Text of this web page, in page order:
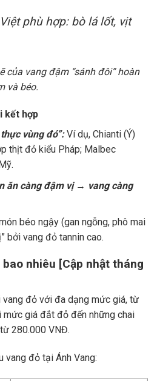
phù hợp: bò lá lốt, vịt
của vang đậm “sánh đôi” hoàn
và béo.
kết hợp
vùng đó”:Ví dụ, Chianti (Ý)
thịt đỏ kiểu Pháp; Malbec
ăn càng đậm vị → vang càng
béo ngậy (gan ngỗng, phô mai
bởi vang đỏ tannin cao.
nhiêu [Cập nhật tháng
vang đỏ với đa dạng mức giá, từ
giá đắt đỏ đến những chai
280.000 VNĐ.
vang đỏ tại Ánh Vang: